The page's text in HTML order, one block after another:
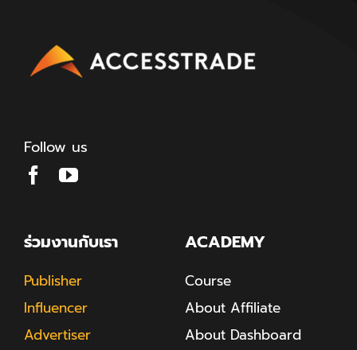
Follow us
ร่วมงานกับเรา
Publisher
Influencer
Advertiser
ACADEMY
Course
About Affiliate
About Dashboard